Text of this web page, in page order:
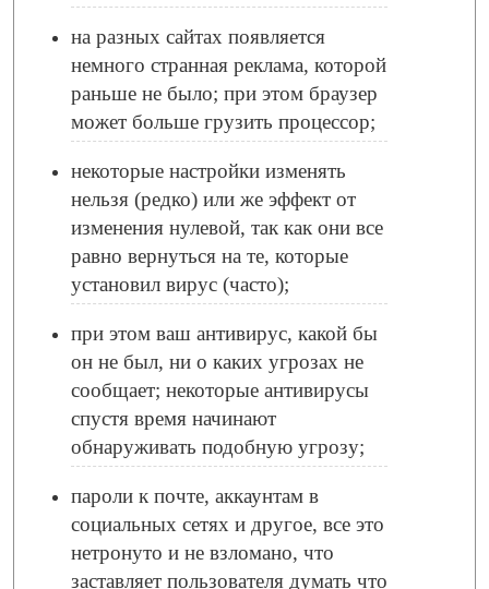
на разных сайтах появляется
немного странная реклама, которой
раньше не было; при этом браузер
может больше грузить процессор;
некоторые настройки изменять
нельзя (редко) или же эффект от
изменения нулевой, так как они все
равно вернуться на те, которые
установил вирус (часто);
при этом ваш антивирус, какой бы
он не был, ни о каких угрозах не
сообщает; некоторые антивирусы
спустя время начинают
обнаруживать подобную угрозу;
пароли к почте, аккаунтам в
социальных сетях и другое, все это
нетронуто и не взломано, что
заставляет пользователя думать что